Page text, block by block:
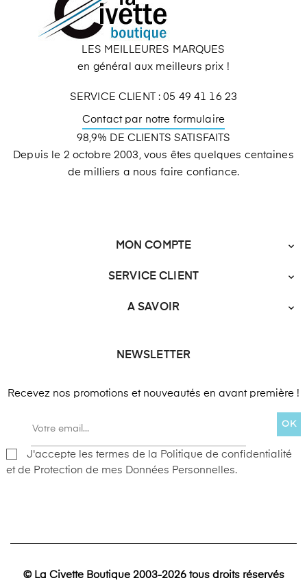
LES MEILLEURES MARQUES
en général aux meilleurs prix !
SERVICE CLIENT : 05 49 41 16 23
Contact par notre formulaire
98,9% DE CLIENTS SATISFAITS
Depuis le 2 octobre 2003, vous êtes quelques centaines
de milliers a nous faire confiance.
MON COMPTE 
SERVICE CLIENT 
A SAVOIR 
NEWSLETTER
Recevez nos promotions et nouveautés en avant première !
OK
J'accepte les termes de la Politique de confidentialité
et de Protection de mes Données Personnelles.
© La Civette Boutique 2003-2026 tous droits réservés